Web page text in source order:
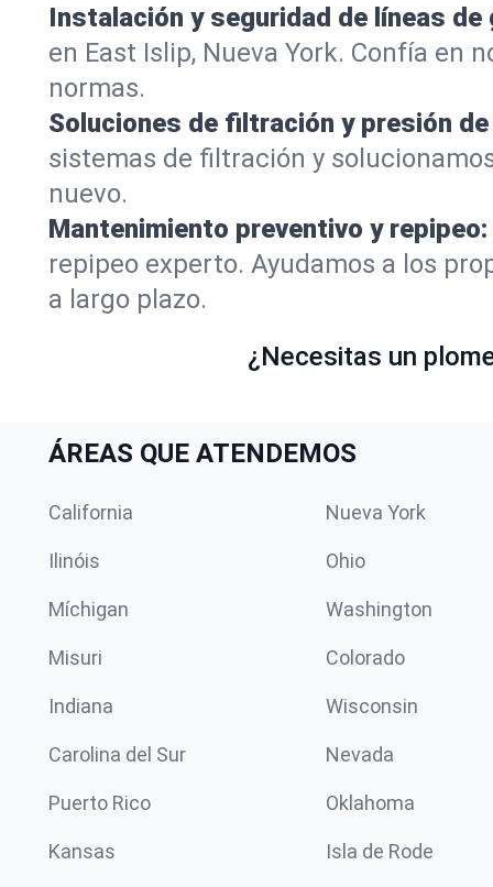
Instalación y seguridad de líneas de
en East Islip, Nueva York. Confía
normas.
Soluciones de filtración y presión de
sistemas de filtración y
nuevo.
Mantenimiento preventivo y repipeo:
repipeo experto. Ayudamos a los
a largo plazo.
¿Necesitas un
ÁREAS QUE ATENDEMOS
California Nueva York
Ilinóis Ohio
Míchigan Washington
Misuri Colorado
Indiana Wisconsin
Carolina del Sur Nevada
Puerto Rico Oklahoma
Kansas Isla de Rode